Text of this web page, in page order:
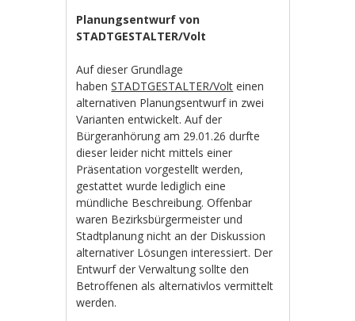
Planungsentwurf von
STADTGESTALTER/Volt
Auf dieser Grundlage
habenSTADTGESTALTER/Volt einen
alternativen Planungsentwurf in zwei
Varianten entwickelt. Auf der
Bürgeranhörung am 29.01.26 durfte
dieser leider nicht mittels einer
Präsentation vorgestellt werden,
gestattet wurde lediglich eine
mündliche Beschreibung. Offenbar
waren Bezirksbürgermeister und
Stadtplanung nicht an der Diskussion
alternativer Lösungen interessiert. Der
Entwurf der Verwaltung sollte den
Betroffenen als alternativlos vermittelt
werden.